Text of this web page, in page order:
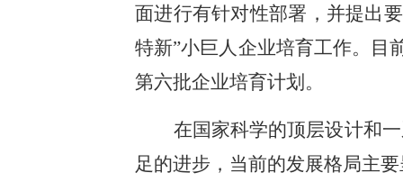
面进行有针对性部署，并提出
特新”小巨人企业培育工作。目
第六批企业培育计划。
在国家科学的顶层设计和
足的进步，当前的发展格局主